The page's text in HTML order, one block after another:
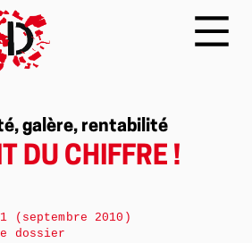
galère, rentabilité
DU CHIFFRE !
(septembre 2010)
dossier